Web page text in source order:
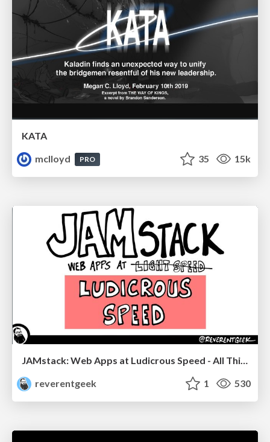
KATA
mclloyd
PRO 35 15k
JAMstack: Web Apps at Ludicrous Speed - All Things Open 2022
reverentgeek
1 530